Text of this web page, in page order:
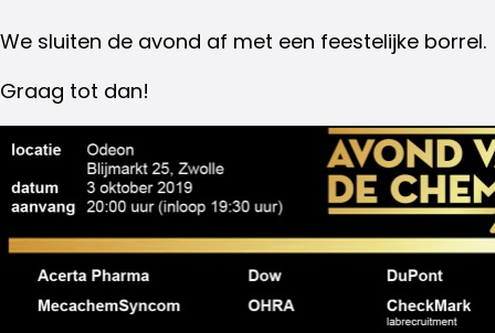
We sluiten de avond af met een feestelijke borrel.
Graag tot dan!